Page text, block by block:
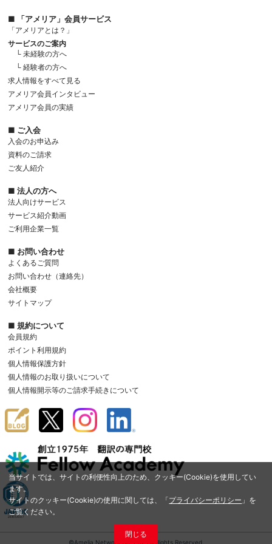
当サイトでは、サイトの利便性向上のため、クッキー(Cookie)を使用してい
ます。
サイトのクッキー(Cookie)の使用に関しては、「プライバシーポリシー 」を
ご覧ください。
閉じる
■ 「アメリア」会員サービス
「アメリアとは？」
サービスのご案内
└ 未経験の方へ
└ 経験者の方へ
求人情報をすべて見る
アメリア会員インタビュー
アメリア会員の実績
■ ご入会
入会のお申込み
資料のご請求
ご友人紹介
■ 法人の方へ
法人向けサービス
サービス紹介動画
ご利用企業一覧
■ お問い合わせ
よくあるご質問
お問い合わせ（連絡先）
会社概要
サイトマップ
■ 規約について
会員規約
ポイント利用規約
個人情報保護方針
個人情報のお取り扱いについて
個人情報開示等のご請求手続きについて
©Amelia Network Co.,Ltd. All Rights Reserved.